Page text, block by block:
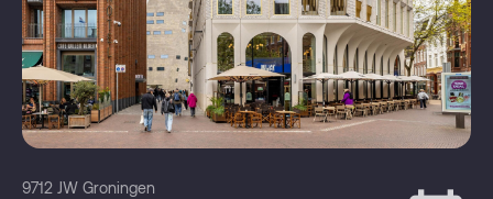
9712 JW Groningen